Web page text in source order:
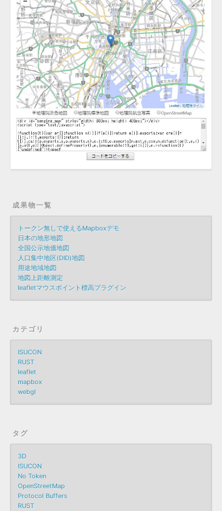
成果物一覧
トークン無しで使えるMapboxデモ
日本の地形地図
全国公示地価地図
人口集中地区(DID)地図
用途地域地図
地図上距離測定
leafletマウスポイント標高プラグイン
カテゴリ
ISUCON
RUST
leaflet
mapbox
webgl
タグ
3D
ISUCON
No Token
OpenStreetMap
Protocol Buffers
RUST